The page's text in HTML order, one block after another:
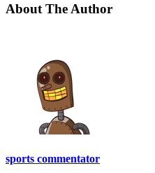
About The Author
sports commentator